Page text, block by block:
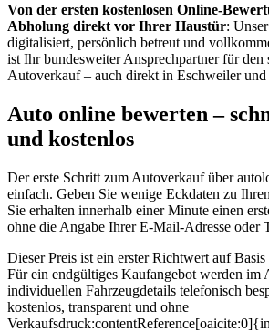
Von der ersten kostenlosen Online-
Abholung direkt vor Ihrer Haustür:
digitalisiert, persönlich betreut und
ist Ihr bundesweiter Ansprechpartner für den
Autoverkauf – auch direkt in Eschweiler
Auto online bewerten –
und kostenlos
Der erste Schritt zum Autoverkauf über
einfach. Geben Sie wenige Eckdaten zu
Sie erhalten innerhalb einer Minute einen
ohne die Angabe Ihrer E-Mail-Adresse oder
Dieser Preis ist ein erster Richtwert auf
Für ein endgültiges Kaufangebot werden im
individuellen Fahrzeugdetails telefonisch
kostenlos, transparent und ohne